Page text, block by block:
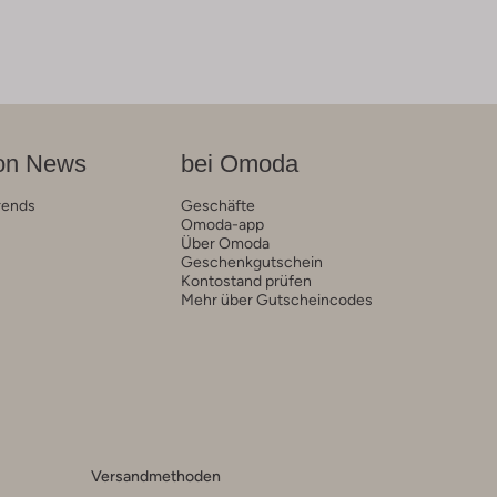
News bei Omoda
Geschäfte
Omoda-app
Über Omoda
Geschenkgutschein
Kontostand prüfen
Mehr über Gutscheincodes
Versandmethoden